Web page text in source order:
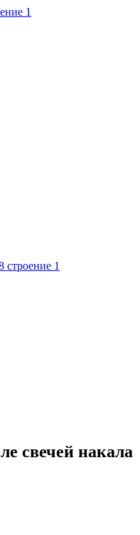
1
строение 1
свечей накала